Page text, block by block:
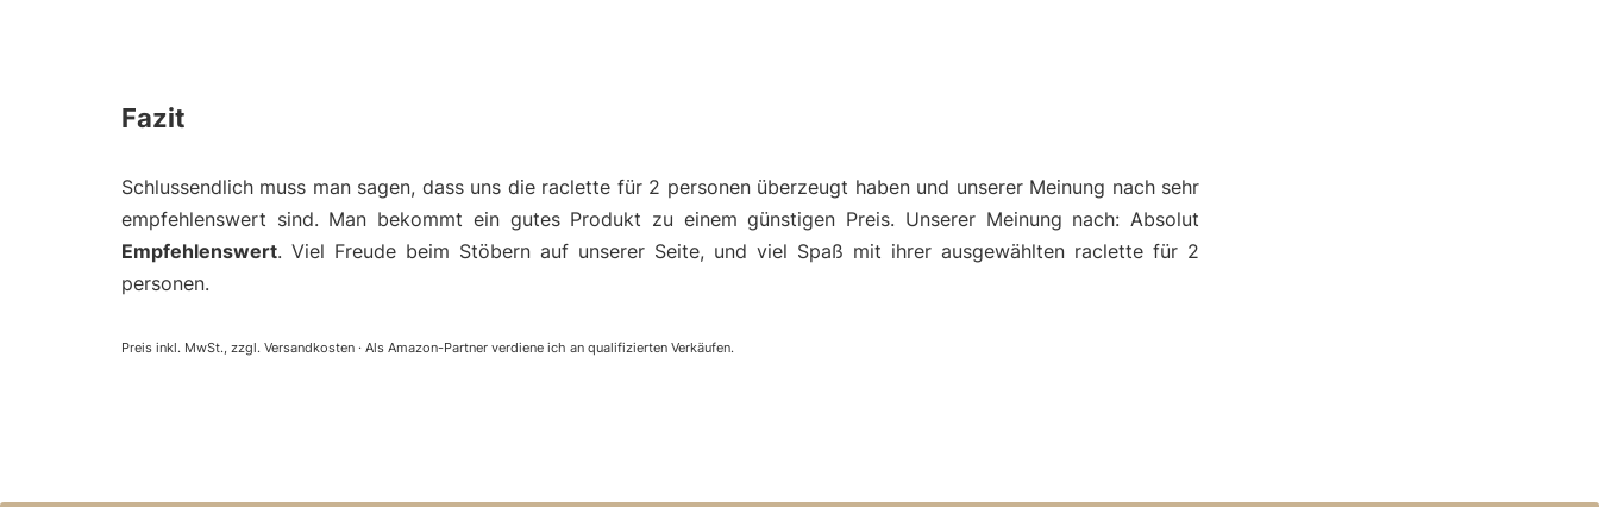
Fazit
Schlussendlich muss man sagen, dass uns die raclette für 2 personen überzeugt haben und unserer Meinung nach sehr
empfehlenswert sind. Man bekommt ein gutes Produkt zu einem günstigen Preis. Unserer Meinung nach: Absolut
Empfehlenswert. Viel Freude beim Stöbern auf unserer Seite, und viel Spaß mit ihrer ausgewählten raclette für 2
personen.
Preis inkl. MwSt., zzgl. Versandkosten · Als Amazon-Partner verdiene ich an qualifizierten Verkäufen.